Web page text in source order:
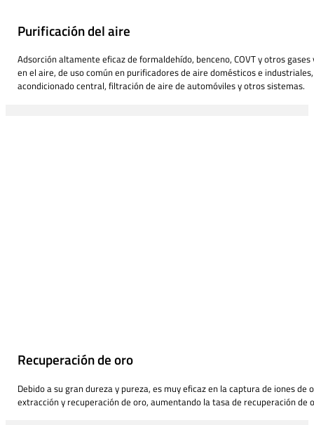
Purificación del aire
Adsorción altamente eficaz de formaldehído, benceno, COVT y otros gases
en el aire, de uso común en purificadores de aire domésticos e
acondicionado central, filtración de aire de automóviles y otros sistemas.
Recuperación de oro
Debido a su gran dureza y pureza, es muy eficaz en la captura de iones de
extracción y recuperación de oro, aumentando la tasa de recuperación de